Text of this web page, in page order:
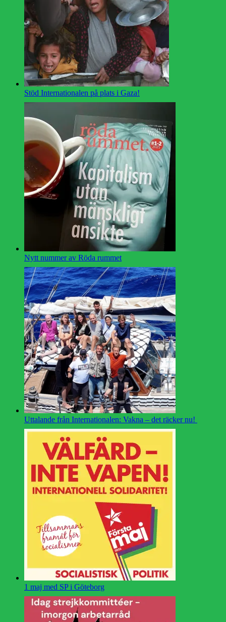
Stöd Internationalen på plats i Gaza!
Nytt nummer av Röda rummet
Uttalande från Internationalen: Vakna – det räcker nu!
1 maj med SP i Göteborg